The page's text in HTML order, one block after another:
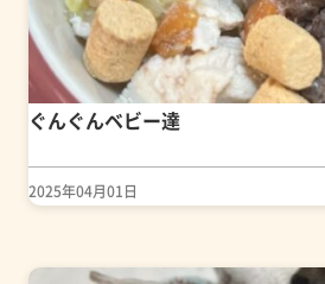
ぐんぐんベビー達
2025年04月01日